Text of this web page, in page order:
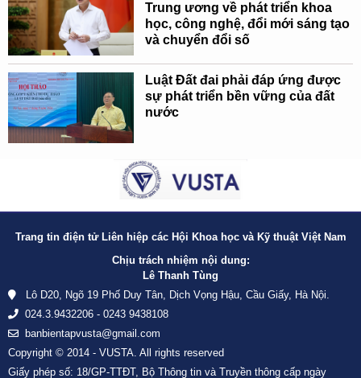
Trung ương về phát triển khoa
học, công nghệ, đổi mới sáng tạo
và chuyển đổi số
Luật Đất đai phải đáp ứng được
sự phát triển bền vững của đất
nước
Trang tin điện tử Liên hiệp các Hội Khoa học và Kỹ thuật Việt Nam
Chịu trách nhiệm nội dung:
Lê Thanh Tùng
Lô D20, Ngõ 19 Phố Duy Tân, Dịch Vọng Hậu, Cầu Giấy, Hà Nội.
024.3.9432206 - 0243 9438108
banbientapvusta@gmail.com
Copyright © 2014 - VUSTA. All rights reserved
Giấy phép số: 18/GP-TTĐT, Bộ Thông tin và Truyền thông cấp ngày